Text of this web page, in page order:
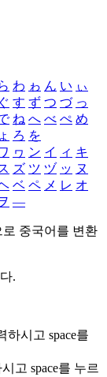
わ ゎ ん い ぃ
ぐ す ず つ づ っ
ね へ べ ぺ め
ょ ろ を
ヮ ン イ ィ キ
ズ ツ ヅ ッ ヌ
ベ ペ メ レ オ
―
중국어를 변환
.
하시고 space를
고 space를 누르